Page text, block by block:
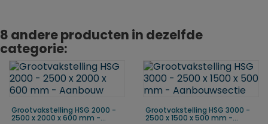
8 andere producten in dezelfde
categorie:
Grootvakstelling HSG 2000 -
2500 x 2000 x 600 mm -...
Grootvakstelling HSG 3000 -
2500 x 1500 x 500 mm -...